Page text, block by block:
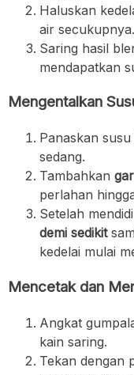
Haluskan
air secukupnya.
Saring hasil
mendapatkan
Mengentalkan
Panaskan
sedang.
Tambahkan
perlahan
Setelah
demi sedikit
kedelai mulai
Mencetak dan
Angkat
kain saring.
Tekan dengan